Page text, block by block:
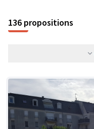
136 propositions